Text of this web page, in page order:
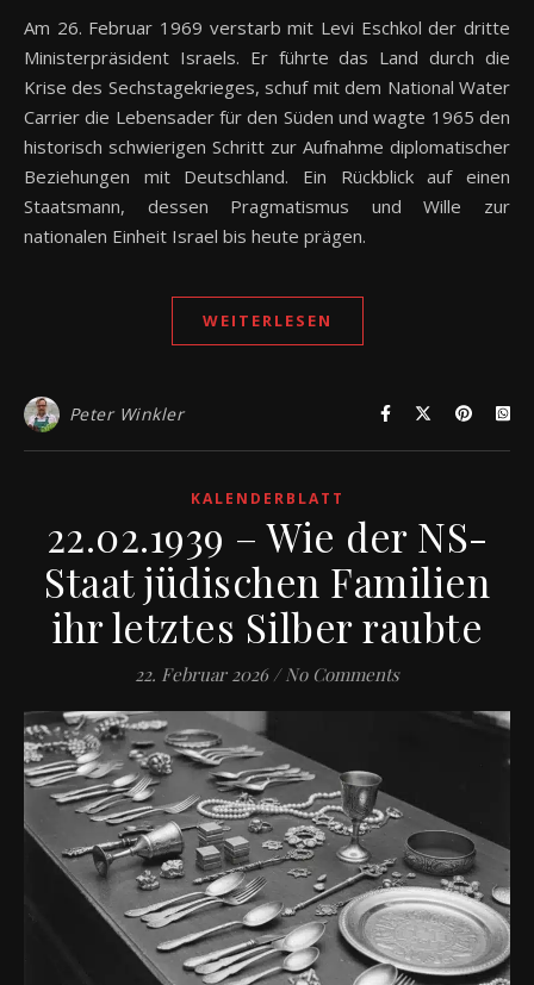
Am 26. Februar 1969 verstarb mit Levi Eschkol der dritte
Ministerpräsident Israels. Er führte das Land durch die
Krise des Sechstagekrieges, schuf mit dem National Water
Carrier die Lebensader für den Süden und wagte 1965 den
historisch schwierigen Schritt zur Aufnahme diplomatischer
Beziehungen mit Deutschland. Ein Rückblick auf einen
Staatsmann, dessen Pragmatismus und Wille zur
nationalen Einheit Israel bis heute prägen.
WEITERLESEN
Peter Winkler
KALENDERBLATT
22.02.1939 – Wie der NS-
Staat jüdischen Familien
ihr letztes Silber raubte
22. Februar 2026 / No Comments